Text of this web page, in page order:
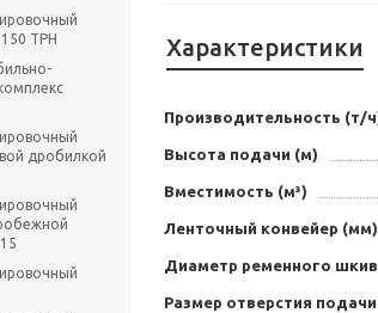
TPH
дробилкой
Характеристики
Производительность (т/
Высота подачи (м)
Вместимость (м³)
Ленточный конвейер (мм)
Диаметр ременного
Размер отверстия